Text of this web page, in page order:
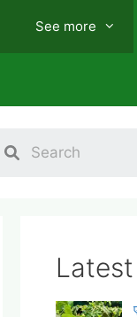
See more